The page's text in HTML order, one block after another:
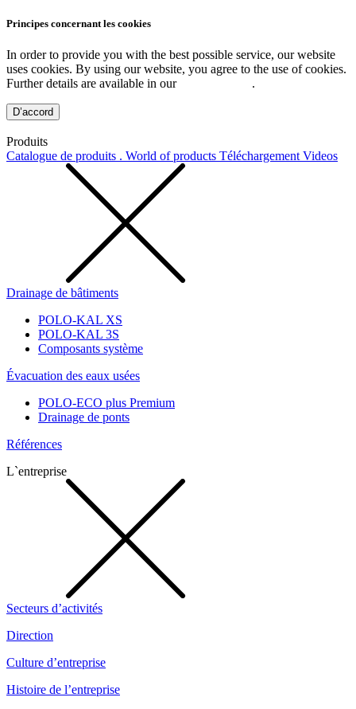
Principes concernant les cookies
In order to provide you with the best possible service, our website
uses cookies. By using our website, you agree to the use of cookies.
Further details are available in our
.
D’accord
Produits
Catalogue de produits . World of products Téléchargement Videos
Drainage de bâtiments
POLO-KAL XS
POLO-KAL 3S
Composants système
Évacuation des eaux usées
POLO-ECO plus Premium
Drainage de ponts
Références
L`entreprise
Secteurs d’activités
Direction
Culture d’entreprise
Histoire de l’entreprise